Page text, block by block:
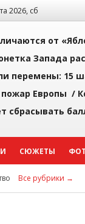
2026, сб
от
Запада
перемены: 15
Европы /
сбрасывать
СЮЖЕТЫ
Все рубрики →